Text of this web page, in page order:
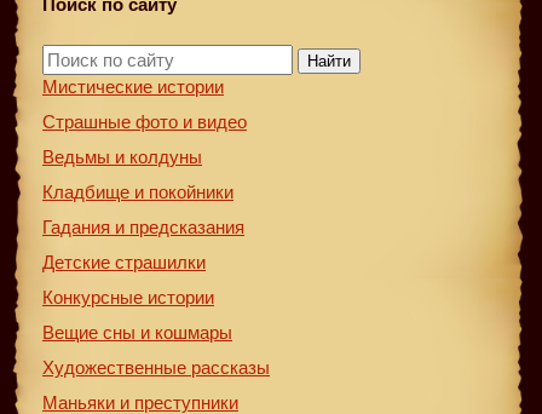
Найти
Мистические истории
Страшные фото и видео
Ведьмы и колдуны
Кладбище и покойники
Гадания и предсказания
Детские страшилки
Конкурсные истории
Вещие сны и кошмары
Художественные рассказы
Маньяки и преступники